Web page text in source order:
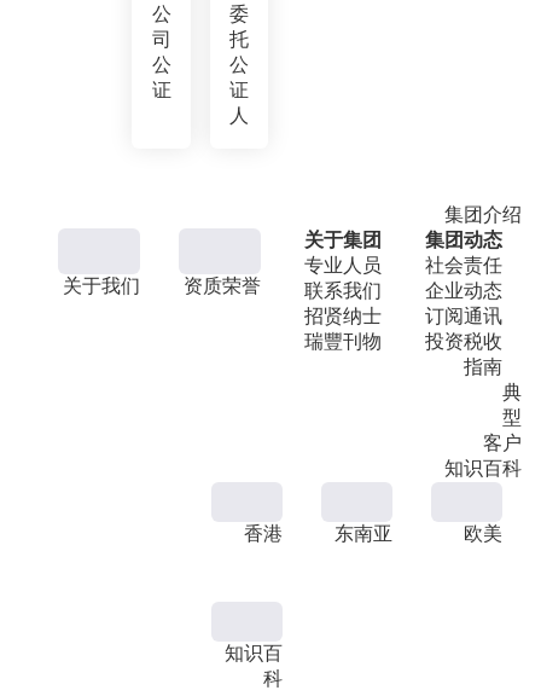
公
司
公
证
委
托
公
证
人
集团介绍
关于我们 资质荣誉
关于集团
专业人员
联系我们
招贤纳士
瑞豐刊物
集团动态
社会责任
企业动态
订阅通讯
投资税收
指南
典
型
客户
知识百科
香港 东南亚 欧美
知识百
科